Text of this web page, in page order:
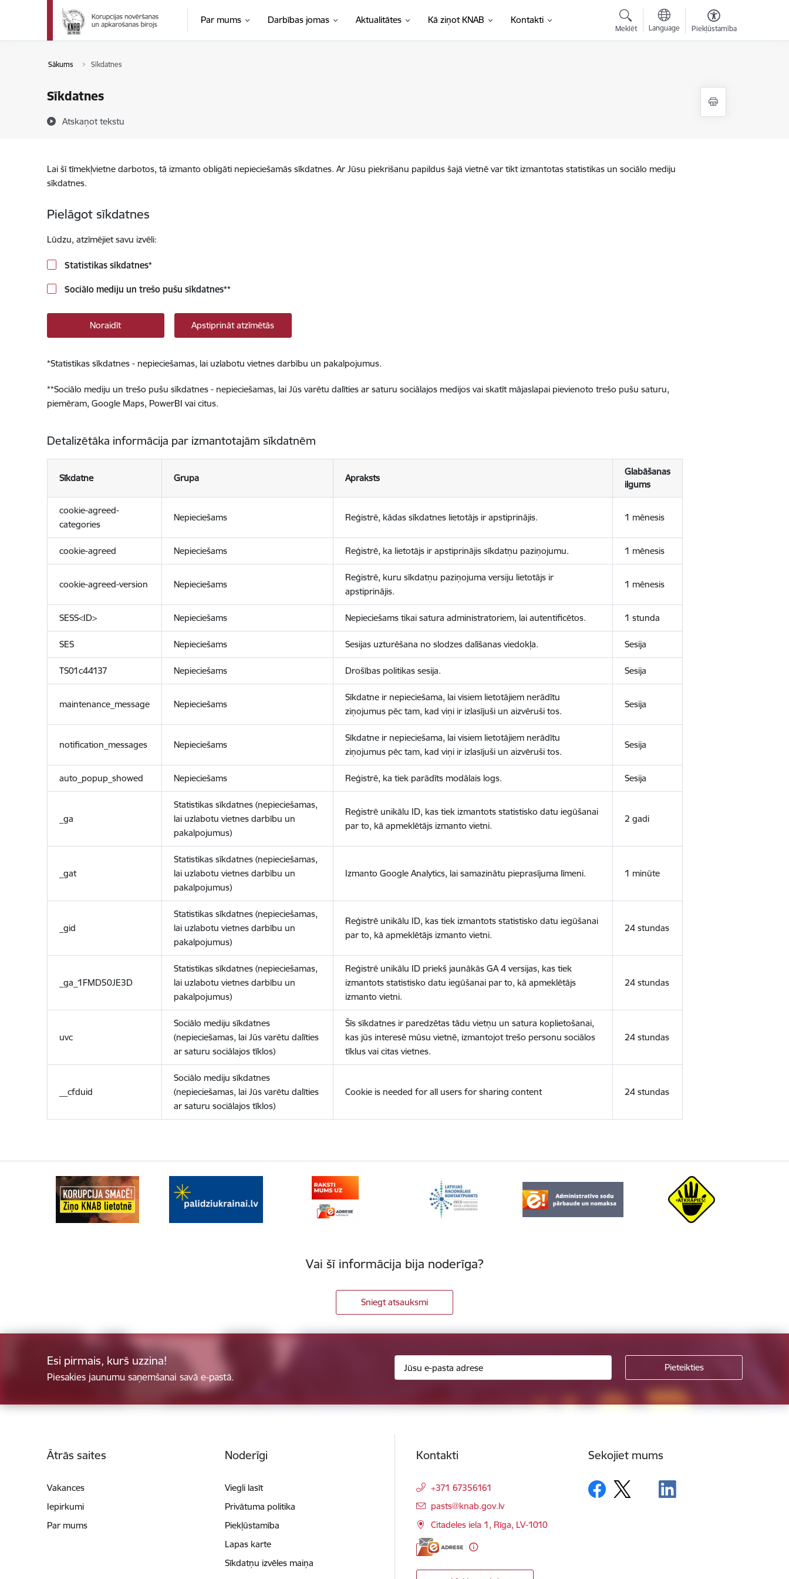
Pāriet uz lapas saturu
Par mums Darbības jomas Aktualitātes Kā ziņot KNAB Kontakti
Meklēt Language Piekļūstamība
Sākums Sīkdatnes
Sīkdatnes
Atskaņot tekstu
Lai šī tīmekļvietne darbotos, tā izmanto obligāti nepieciešamās sīkdatnes. Ar Jūsu piekrišanu papildus šajā vietnē var tikt izmantotas statistikas un sociālo mediju
sīkdatnes.
Pielāgot sīkdatnes
Lūdzu, atzīmējiet savu izvēli:
Statistikas sīkdatnes*
Sociālo mediju un trešo pušu sīkdatnes**
Noraidīt Apstiprināt atzīmētās
*Statistikas sīkdatnes - nepieciešamas, lai uzlabotu vietnes darbību un pakalpojumus.
**Sociālo mediju un trešo pušu sīkdatnes - nepieciešamas, lai Jūs varētu dalīties ar saturu sociālajos medijos vai skatīt mājaslapai pievienoto trešo pušu saturu,
piemēram, Google Maps, PowerBI vai citus.
Detalizētāka informācija par izmantotajām sīkdatnēm
Sīkdatne Grupa Apraksts
Glabāšanas
ilgums
cookie-agreed-
categories
Nepieciešams Reģistrē, kādas sīkdatnes lietotājs ir apstiprinājis. 1 mēnesis
cookie-agreed Nepieciešams Reģistrē, ka lietotājs ir apstiprinājis sīkdatņu paziņojumu. 1 mēnesis
cookie-agreed-version Nepieciešams
Reģistrē, kuru sīkdatņu paziņojuma versiju lietotājs ir
apstiprinājis.
1 mēnesis
SESS<ID> Nepieciešams Nepieciešams tikai satura administratoriem, lai autentificētos. 1 stunda
SES Nepieciešams Sesijas uzturēšana no slodzes dalīšanas viedokļa. Sesija
TS01c44137 Nepieciešams Drošības politikas sesija. Sesija
maintenance_message Nepieciešams
Sīkdatne ir nepieciešama, lai visiem lietotājiem nerādītu
ziņojumus pēc tam, kad viņi ir izlasījuši un aizvēruši tos.
Sesija
notification_messages Nepieciešams
Sīkdatne ir nepieciešama, lai visiem lietotājiem nerādītu
ziņojumus pēc tam, kad viņi ir izlasījuši un aizvēruši tos.
Sesija
auto_popup_showed Nepieciešams Reģistrē, ka tiek parādīts modālais logs. Sesija
_ga
Statistikas sīkdatnes (nepieciešamas,
lai uzlabotu vietnes darbību un
pakalpojumus)
Reģistrē unikālu ID, kas tiek izmantots statistisko datu iegūšanai
par to, kā apmeklētājs izmanto vietni.
2 gadi
_gat
Statistikas sīkdatnes (nepieciešamas,
lai uzlabotu vietnes darbību un
pakalpojumus)
Izmanto Google Analytics, lai samazinātu pieprasījuma līmeni. 1 minūte
_gid
Statistikas sīkdatnes (nepieciešamas,
lai uzlabotu vietnes darbību un
pakalpojumus)
Reģistrē unikālu ID, kas tiek izmantots statistisko datu iegūšanai
par to, kā apmeklētājs izmanto vietni.
24 stundas
_ga_1FMD50JE3D
Statistikas sīkdatnes (nepieciešamas,
lai uzlabotu vietnes darbību un
pakalpojumus)
Reģistrē unikālu ID priekš jaunākās GA 4 versijas, kas tiek
izmantots statistisko datu iegūšanai par to, kā apmeklētājs
izmanto vietni.
24 stundas
uvc
Sociālo mediju sīkdatnes
(nepieciešamas, lai Jūs varētu dalīties
ar saturu sociālajos tīklos)
Šīs sīkdatnes ir paredzētas tādu vietņu un satura koplietošanai,
kas jūs interesē mūsu vietnē, izmantojot trešo personu sociālos
tīklus vai citas vietnes.
24 stundas
__cfduid
Sociālo mediju sīkdatnes
(nepieciešamas, lai Jūs varētu dalīties
ar saturu sociālajos tīklos)
Cookie is needed for all users for sharing content 24 stundas
Vai šī informācija bija noderīga?
Sniegt atsauksmi
Esi pirmais, kurš uzzina!
Piesakies jaunumu saņemšanai savā e-pastā.
Ātrās saites
Vakances
Iepirkumi
Par mums
Noderīgi
Viegli lasīt
Privātuma politika
Piekļūstamība
Lapas karte
Sīkdatņu izvēles maiņa
Kontakti
+371 67356161
E-pasts:
pasts@knab.gov.lv
Citadeles iela 1, Rīga, LV-1010
Sekojiet mums